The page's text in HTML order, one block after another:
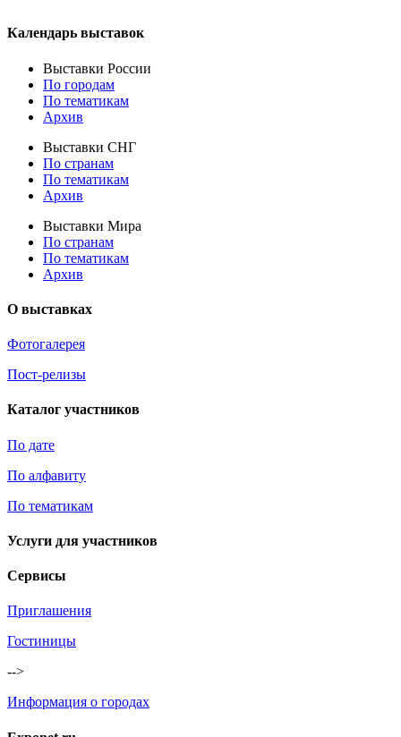
Календарь выставок
Выставки России
По городам
По тематикам
Архив
Выставки СНГ
По странам
По тематикам
Архив
Выставки Мира
По странам
По тематикам
Архив
О выставках
Фотогалерея
Пост-релизы
Каталог участников
По дате
По алфавиту
По тематикам
Услуги для участников
Сервисы
Приглашения
Гостиницы
-->
Информация о городах